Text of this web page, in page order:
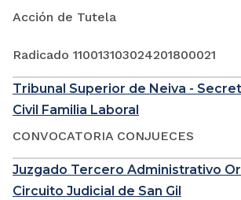
Acción de Tutela
Radicado 110013103024201800021
Tribunal Superior de Neiva -
Civil Familia Laboral
CONVOCATORIA CONJUECES
Juzgado Tercero Administrativo
Circuito Judicial de San Gil